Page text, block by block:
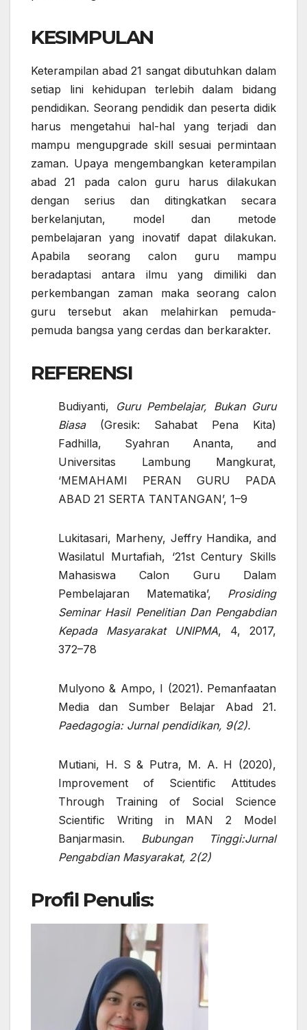
KESIMPULAN
Keterampilan abad 21 sangat dibutuhkan dalam
setiap lini kehidupan terlebih dalam bidang
pendidikan. Seorang pendidik dan peserta didik
harus mengetahui hal-hal yang terjadi dan
mampu mengupgrade skill sesuai permintaan
zaman. Upaya mengembangkan keterampilan
abad 21 pada calon guru harus dilakukan
dengan serius dan ditingkatkan secara
berkelanjutan, model dan metode
pembelajaran yang inovatif dapat dilakukan.
Apabila seorang calon guru mampu
beradaptasi antara ilmu yang dimiliki dan
perkembangan zaman maka seorang calon
guru tersebut akan melahirkan pemuda-
pemuda bangsa yang cerdas dan berkarakter.
REFERENSI
Budiyanti,
Guru Pembelajar, Bukan Guru
Biasa (Gresik: Sahabat Pena Kita)
Fadhilla, Syahran Ananta, and
Universitas Lambung Mangkurat,
‘MEMAHAMI PERAN GURU PADA
ABAD 21 SERTA TANTANGAN’, 1–9
Lukitasari, Marheny, Jeffry Handika, and
Wasilatul Murtafiah, ‘21st Century Skills
Mahasiswa Calon Guru Dalam
Pembelajaran Matematika’, Prosiding
Seminar Hasil Penelitian Dan Pengabdian
Kepada Masyarakat UNIPMA, 4, 2017,
372–78
Mulyono & Ampo, I (2021). Pemanfaatan
Media dan Sumber Belajar Abad 21.
Paedagogia: Jurnal pendidikan, 9(2).
Mutiani, H. S & Putra, M. A. H (2020),
Improvement of Scientific Attitudes
Through Training of Social Science
Scientific Writing in MAN 2 Model
Banjarmasin. Bubungan Tinggi:Jurnal
Pengabdian Masyarakat, 2(2)
Profil Penulis: